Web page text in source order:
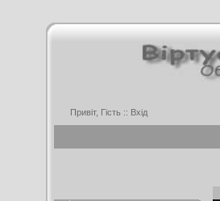
Привіт, Гість :: Вхід